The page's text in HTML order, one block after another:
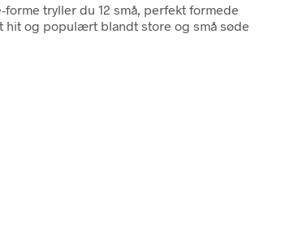
forme tryller du 12 små, perfekt formede
hit og populært blandt store og små søde